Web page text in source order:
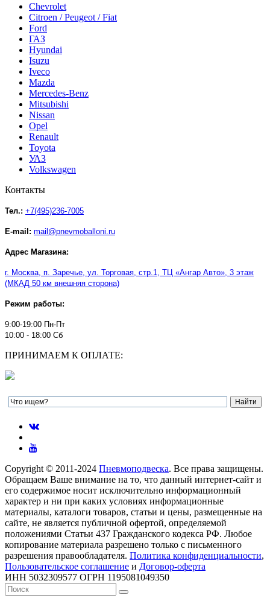
Chevrolet
Citroen / Peugeot / Fiat
Ford
ГАЗ
Hyundai
Isuzu
Iveco
Mazda
Mercedes-Benz
Mitsubishi
Nissan
Opel
Renault
Toyota
УАЗ
Volkswagen
Контакты
Тел.: +7(495)236-7005
E-mail: mail@pnevmoballoni.ru
Адрес Магазина:
г. Москва, п. Заречье, ул. Торговая, стр.1, ТЦ «Ангар Авто» , 3 этаж
(МКАД 50 км внешняя сторона)
Режим работы:
9:00-19:00 Пн-Пт
10:00 - 18:00 Сб
ПРИНИМАЕМ К ОПЛАТЕ:
Copyright © 2011-2024 Пневмоподвеска. Все права защищены.
Обращаем Ваше внимание на то, что данный интернет-сайт и
его содержимое носит исключительно информационный
характер и ни при каких условиях информационные
материалы, каталоги товаров, статьи и цены, размещенные на
сайте, не является публичной офертой, определяемой
положениями Статьи 437 Гражданского кодекса РФ. Любое
копирование материала разрешено только с письменного
разрешения правообладателя. Политика конфиденциальности,
Пользовательское соглашение и Договор-оферта
ИНН 5032309577 ОГРН 1195081049350